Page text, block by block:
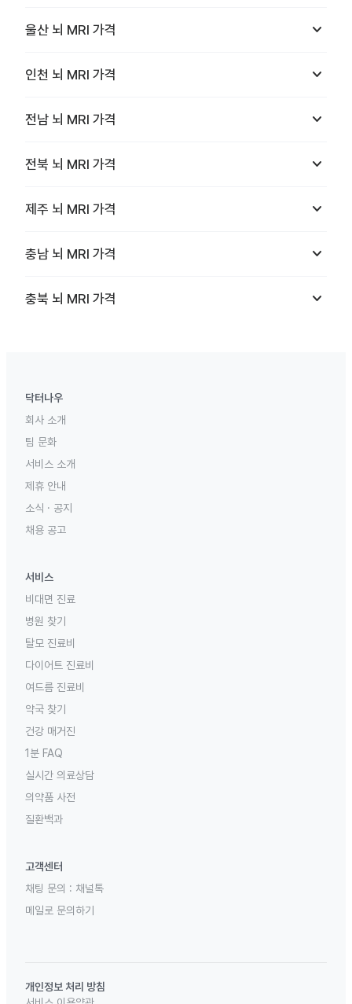
울산 뇌 MRI 가격 keyboard_arrow_down
인천 뇌 MRI 가격 keyboard_arrow_down
전남 뇌 MRI 가격 keyboard_arrow_down
전북 뇌 MRI 가격 keyboard_arrow_down
제주 뇌 MRI 가격 keyboard_arrow_down
충남 뇌 MRI 가격 keyboard_arrow_down
충북 뇌 MRI 가격 keyboard_arrow_down
닥터나우
회사 소개
팀 문화
서비스 소개
제휴 안내
소식 · 공지
채용 공고
서비스
비대면 진료
병원 찾기
탈모 진료비
다이어트 진료비
여드름 진료비
약국 찾기
건강 매거진
1분 FAQ
실시간 의료상담
의약품 사전
질환백과
고객센터
채팅 문의 : 채널톡
메일로 문의하기
개인정보 처리 방침